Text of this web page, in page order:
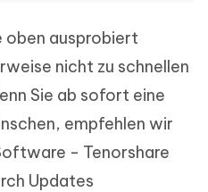
oben ausprobiert
nicht zu schnellen
Sie ab sofort eine
empfehlen wir
- Tenorshare
Updates